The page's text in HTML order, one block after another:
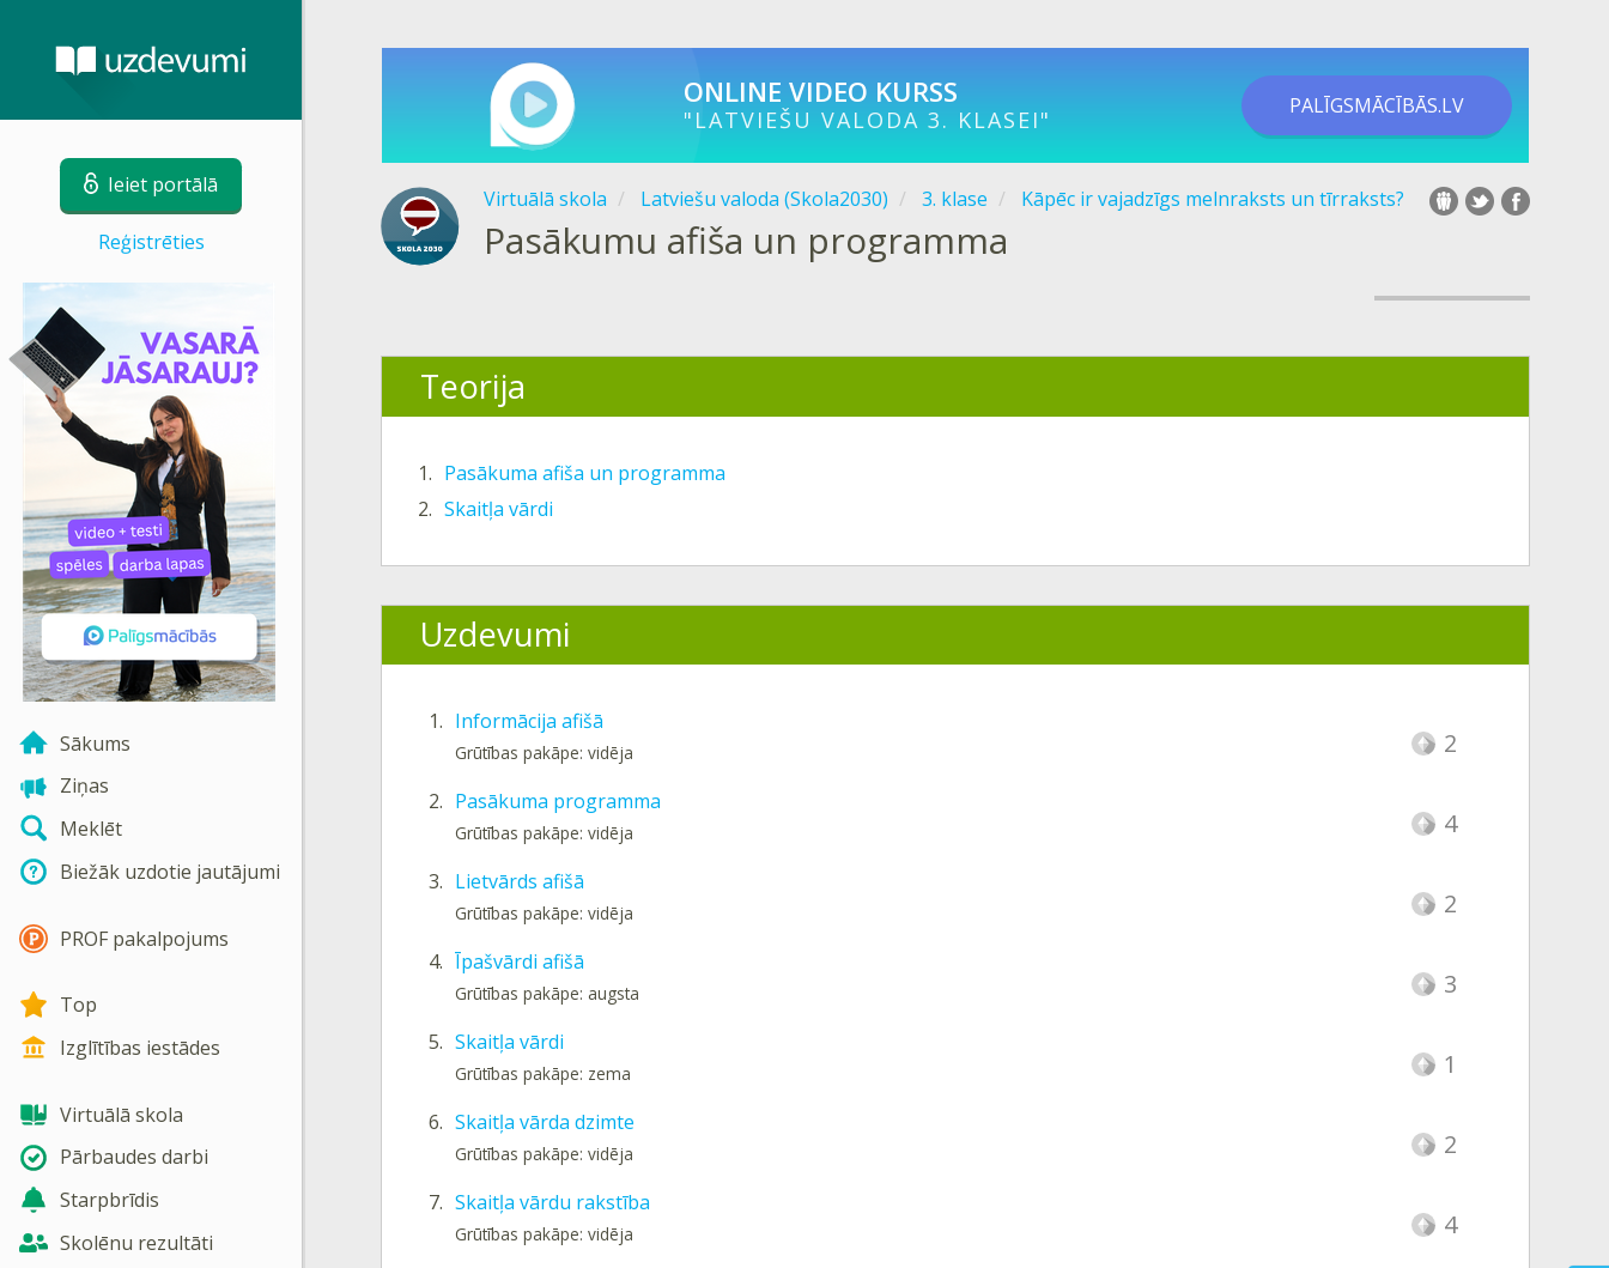
Ieiet portālā
Reģistrēties
Sākums
Ziņas
Meklēt
Biežāk uzdotie jautājumi
PROF pakalpojums
Top
Izglītības iestādes
Virtuālā skola
Pārbaudes darbi
Starpbrīdis
Skolēnu rezultāti
ONLINE VIDEO KURSS
"LATVIEŠU VALODA 3. KLASEI" PALĪGSMĀCĪBĀS.LV
Virtuālā skola Latviešu valoda (Skola2030) 3. klase Kāpēc ir vajadzīgs melnraksts un tīrraksts?
Pasākumu afiša un programma
Teorija
1. Pasākuma afiša un programma
2. Skaitļa vārdi
Uzdevumi
1. Informācija afišā
Grūtības pakāpe: vidēja 2
2. Pasākuma programma
Grūtības pakāpe: vidēja 4
3. Lietvārds afišā
Grūtības pakāpe: vidēja 2
4. Īpašvārdi afišā
Grūtības pakāpe: augsta 3
5. Skaitļa vārdi
Grūtības pakāpe: zema 1
6. Skaitļa vārda dzimte
Grūtības pakāpe: vidēja 2
7. Skaitļa vārdu rakstība
Grūtības pakāpe: vidēja 4